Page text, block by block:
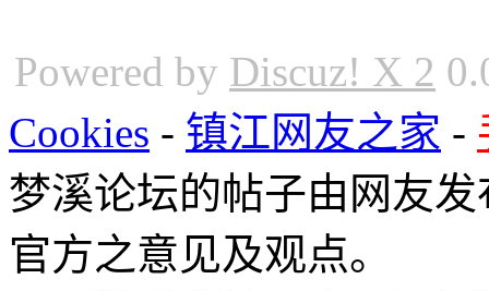
Powered by Discuz! X 2
Cookies - 镇江网友之家 -
梦溪论坛的帖子由网友
官方之意见及观点。